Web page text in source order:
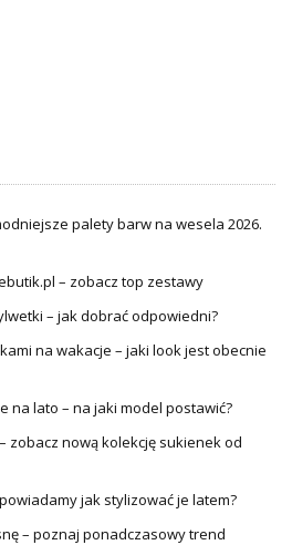
palety barw na wesela 2026.
– zobacz top zestawy
– jak dobrać odpowiedni?
na wakacje – jaki look jest obecnie
na lato – na jaki model postawić?
zobacz nową kolekcję sukienek od
jak stylizować je latem?
– poznaj ponadczasowy trend